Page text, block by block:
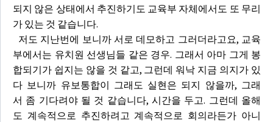
되지 않은 상태에서 추진하기도 교육부 자체에서도 또 무리
가 있는 것 같습니다.
저도 지난번에 보니까 서로 데모하고 그러더라고요, 교육
부에서는 유치원 선생님들 같은 경우. 그래서 아마 그게 봉
합되기가 쉽지는 않을 것 같고, 그런데 워낙 지금 의지가 있
다 보니까 유보통합이 그래도 실현은 되지 않을까, 그래
서 좀 기다려야 될 것 같습니다, 시간을 두고. 그런데 올해
도 계속적으로 추진하려고 계속적으로 회의라든가 아니